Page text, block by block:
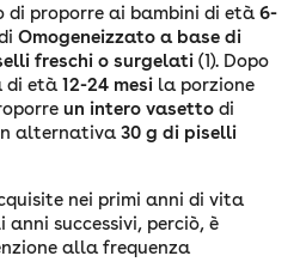
di proporre ai bambini di età 6-
Omogeneizzato a base di
freschi o surgelati (1). Dopo
di età 12-24 mesi la porzione
un intero vasetto di
alternativa 30 g di piselli
nei primi anni di vita
successivi, perciò, è
alla frequenza